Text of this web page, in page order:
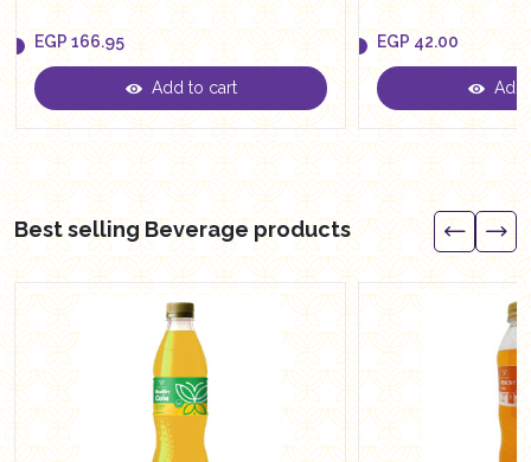
EGP
EGP 166.95
Add to cart EGP
EGP 42.00
Add
Best selling Beverage products